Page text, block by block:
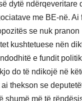
dytë ndërqeveritare
me BE-në. Ai
se nuk pranon
kushtetuese nën
e fundit
do të ndikojë në
thekson se
shumë më të